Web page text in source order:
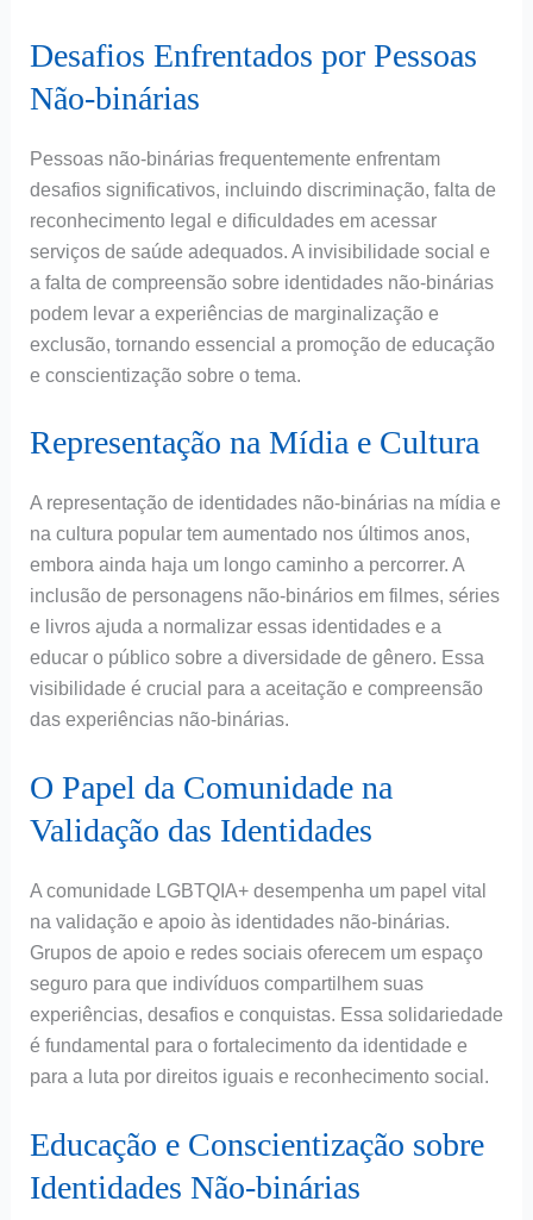
Desafios Enfrentados por Pessoas
Não-binárias
Pessoas não-binárias frequentemente enfrentam
desafios significativos, incluindo discriminação, falta de
reconhecimento legal e dificuldades em acessar
serviços de saúde adequados. A invisibilidade social e
a falta de compreensão sobre identidades não-binárias
podem levar a experiências de marginalização e
exclusão, tornando essencial a promoção de educação
e conscientização sobre o tema.
Representação na Mídia e Cultura
A representação de identidades não-binárias na mídia e
na cultura popular tem aumentado nos últimos anos,
embora ainda haja um longo caminho a percorrer. A
inclusão de personagens não-binários em filmes, séries
e livros ajuda a normalizar essas identidades e a
educar o público sobre a diversidade de gênero. Essa
visibilidade é crucial para a aceitação e compreensão
das experiências não-binárias.
O Papel da Comunidade na
Validação das Identidades
A comunidade LGBTQIA+ desempenha um papel vital
na validação e apoio às identidades não-binárias.
Grupos de apoio e redes sociais oferecem um espaço
seguro para que indivíduos compartilhem suas
experiências, desafios e conquistas. Essa solidariedade
é fundamental para o fortalecimento da identidade e
para a luta por direitos iguais e reconhecimento social.
Educação e Conscientização sobre
Identidades Não-binárias